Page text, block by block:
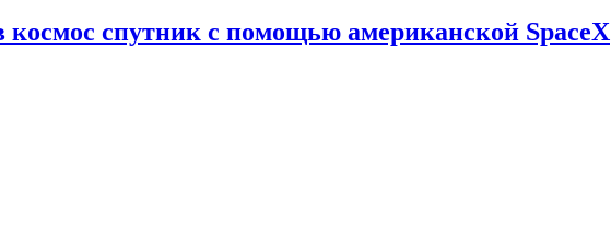
космос спутник с помощью американской SpaceX